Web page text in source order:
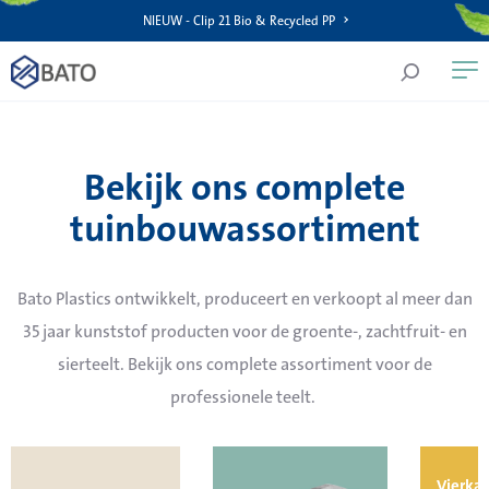
NIEUW - Clip 21 Bio & Recycled PP
Bekijk ons complete
tuinbouwassortiment
Bato Plastics ontwikkelt, produceert en verkoopt al meer dan
35 jaar kunststof producten voor de groente-, zachtfruit- en
sierteelt. Bekijk ons complete assortiment voor de
professionele teelt.